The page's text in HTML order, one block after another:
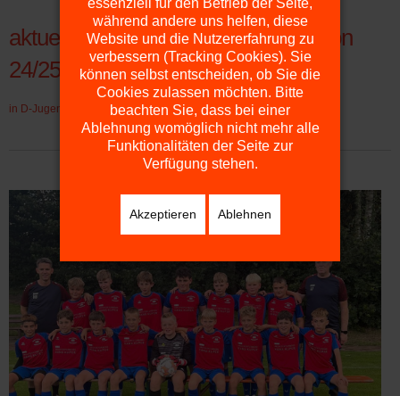
aktuelles Mannschaftsfoto D3 Saison
24/25
in D-Jugend 10. 12. 2024 Zugriffe: 1325
essenziell für den Betrieb der Seite,
während andere uns helfen, diese
Website und die Nutzererfahrung zu
verbessern (Tracking Cookies). Sie
können selbst entscheiden, ob Sie die
Cookies zulassen möchten. Bitte
beachten Sie, dass bei einer
Ablehnung womöglich nicht mehr alle
Funktionalitäten der Seite zur
Verfügung stehen.
Akzeptieren Ablehnen